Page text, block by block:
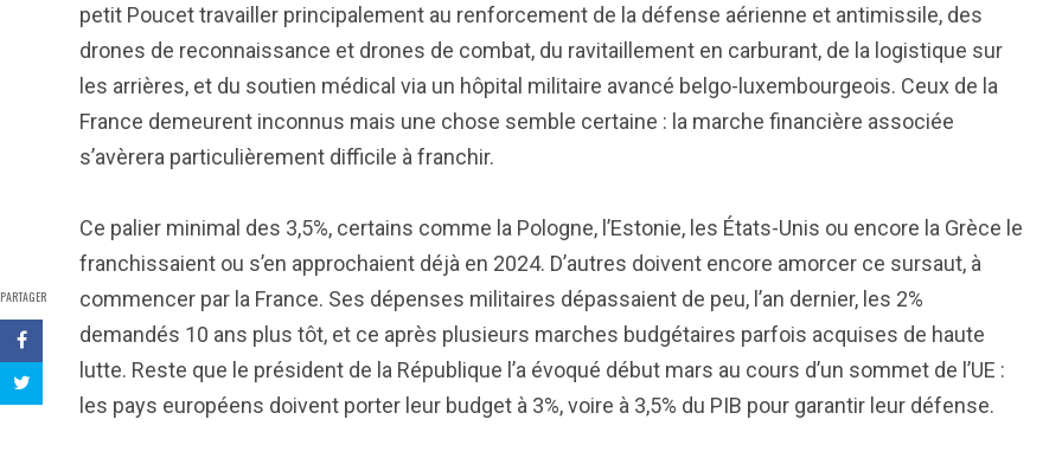
PARTAGER
petit Poucet travailler principalement au renforcement de la défense aérienne et antimissile, des
drones de reconnaissance et drones de combat, du ravitaillement en carburant, de la logistique sur
les arrières, et du soutien médical via un hôpital militaire avancé belgo-luxembourgeois. Ceux de la
France demeurent inconnus mais une chose semble certaine : la marche financière associée
s’avèrera particulièrement difficile à franchir.
Ce palier minimal des 3,5%, certains comme la Pologne, l’Estonie, les États-Unis ou encore la Grèce le
franchissaient ou s’en approchaient déjà en 2024. D’autres doivent encore amorcer ce sursaut, à
commencer par la France. Ses dépenses militaires dépassaient de peu, l’an dernier, les 2%
demandés 10 ans plus tôt, et ce après plusieurs marches budgétaires parfois acquises de haute
lutte. Reste que le président de la République l’a évoqué début mars au cours d’un sommet de l’UE :
les pays européens doivent porter leur budget à 3%, voire à 3,5% du PIB pour garantir leur défense.